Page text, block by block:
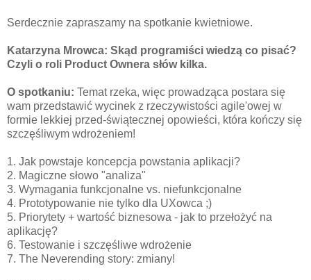
Serdecznie zapraszamy na spotkanie kwietniowe.
Katarzyna Mrowca: Skąd programiści wiedzą co pisać?
Czyli o roli Product Ownera słów kilka.
O spotkaniu: Temat rzeka, więc prowadząca postara się
wam przedstawić wycinek z rzeczywistości agile'owej w
formie lekkiej przed-świątecznej opowieści, która kończy się
szczęśliwym wdrożeniem!
1. Jak powstaje koncepcja powstania aplikacji?
2. Magiczne słowo "analiza"
3. Wymagania funkcjonalne vs. niefunkcjonalne
4. Prototypowanie nie tylko dla UXowca ;)
5. Priorytety + wartość biznesowa - jak to przełożyć na
aplikację?
6. Testowanie i szczęśliwe wdrożenie
7. The Neverending story: zmiany!